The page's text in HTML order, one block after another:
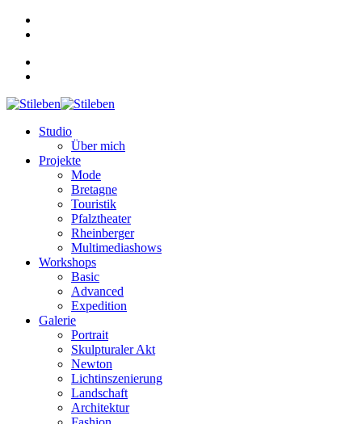
Studio
Über mich
Projekte
Mode
Bretagne
Touristik
Pfalztheater
Rheinberger
Multimediashows
Workshops
Basic
Advanced
Expedition
Galerie
Portrait
Skulpturaler Akt
Newton
Lichtinszenierung
Landschaft
Architektur